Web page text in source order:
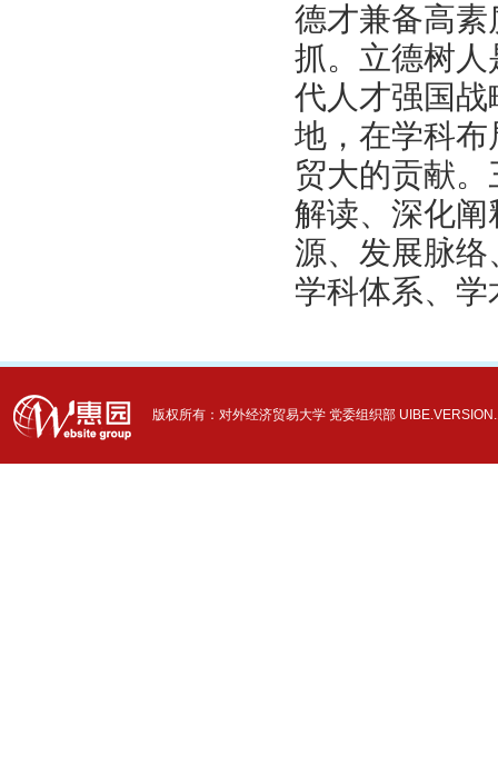
德才兼备高
抓。立德树
代人才强国
地，在学科
贸大的贡献
解读、深化
源、发展脉
学科体系、
版权所有：对外经济贸易大学 党委组织部